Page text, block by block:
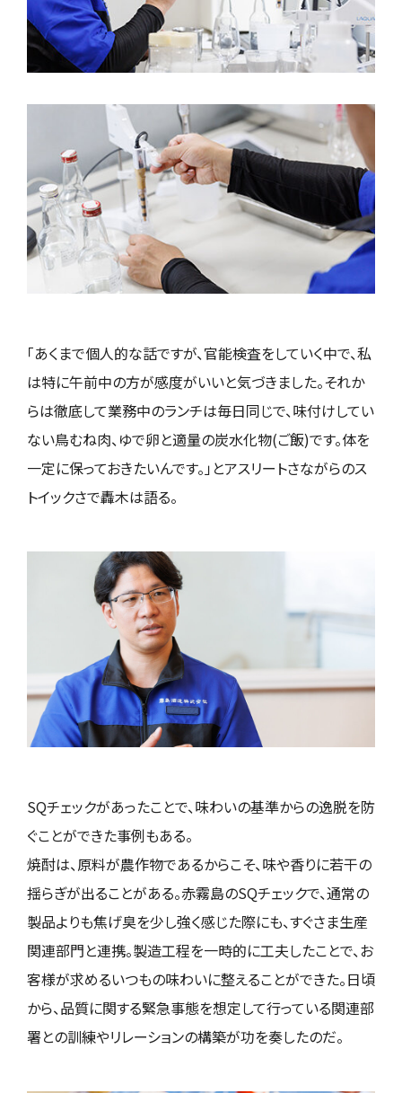
「あくまで個人的な話ですが、官能検査をしていく中で、私
は特に午前中の方が感度がいいと気づきました。それか
らは徹底して業務中のランチは毎日同じで、味付けしてい
ない⿃むね⾁、ゆで卵と適量の炭水化物(ご飯)です。体を
一定に保っておきたいんです。」とアスリートさながらのス
トイックさで轟木は語る。
SQチェックがあったことで、味わいの基準からの逸脱を防
ぐことができた事例もある。
焼酎は、原料が農作物であるからこそ、味や⾹りに若⼲の
揺らぎが出ることがある。赤霧島のSQチェックで、通常の
製品よりも焦げ臭を少し強く感じた際にも、すぐさま生産
関連部門と連携。製造工程を一時的に工夫したことで、お
客様が求めるいつもの味わいに整えることができた。日頃
から、品質に関する緊急事態を想定して行っている関連部
署との訓練やリレーションの構築が功を奏したのだ。